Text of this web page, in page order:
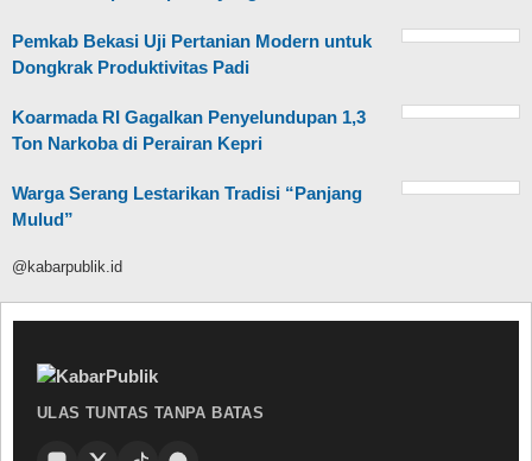
Pemkab Bekasi Uji Pertanian Modern untuk
Dongkrak Produktivitas Padi
Koarmada RI Gagalkan Penyelundupan 1,3
Ton Narkoba di Perairan Kepri
Warga Serang Lestarikan Tradisi “Panjang
Mulud”
@kabarpublik.id
ULAS TUNTAS TANPA BATAS